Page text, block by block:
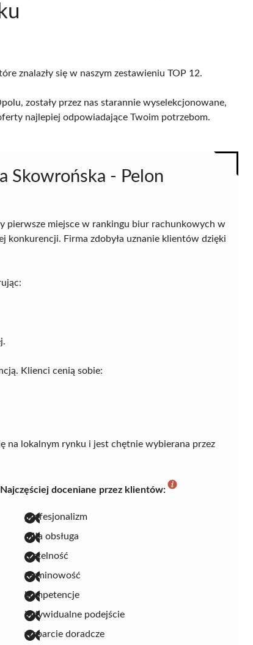
znalazły się w naszym zestawieniu TOP 12.
zostały przez nas starannie wyselekcjonowane,
najlepiej odpowiadające Twoim potrzebom.
Skowrońska - Pelon
pierwsze miejsce w rankingu biur rachunkowych w
Firma zdobyła uznanie klientów dzięki
Klienci cenią sobie:
na lokalnym rynku i jest chętnie wybierana przez
Najczęściej doceniane przez klientów:
profesjonalizm
miła obsługa
rzetelność
terminowość
kompetencje
indywidualne podejście
wsparcie doradcze